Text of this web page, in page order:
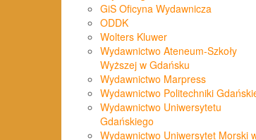
GiS Oficyna Wydawnicza
ODDK
Wolters Kluwer
Wydawnictwo Ateneum-Szkoły
Wyższej w Gdańsku
Wydawnictwo Marpress
Wydawnictwo Politechniki
Wydawnictwo Uniwersytetu
Gdańskiego
Wydawnictwo Uniwersytet Morski